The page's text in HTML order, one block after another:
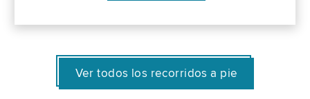
Ver todos los recorridos a pie